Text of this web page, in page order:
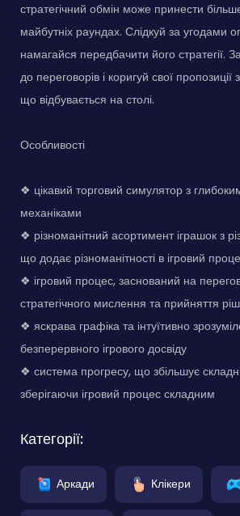
стратегічний обмін може принести
майбутніх раундах. Слідкуй за угодами
намагайся передбачити його стратегії.
до переговорів і коригуй свої пропозиції
що відбувається на столі.
Особливості
❖ цікавий торговий симулятор з
механіками
❖ різноманітний асортимент іграшок з
що додає різноманітності в ігровий
❖ ігровий процес, заснований на
стратегічного мислення та прийняття
❖ яскрава графіка та інтуїтивно
безперервного ігрового досвіду
❖ система прогресу, що збільшує
зберігаючи ігровий процес складним
Категорії:
Аркади Клікери